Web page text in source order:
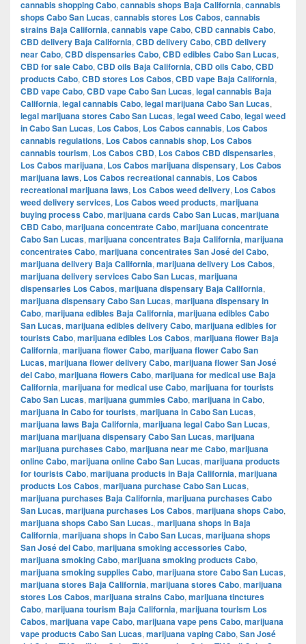
cannabis shopping Cabo, cannabis shops Baja California, cannabis
shops Cabo San Lucas, cannabis stores Los Cabos, cannabis
strains Baja California, cannabis vape Cabo, CBD cannabis Cabo,
CBD delivery Baja California, CBD delivery Cabo, CBD delivery
near Cabo, CBD dispensaries Cabo, CBD edibles Cabo San Lucas,
CBD for sale Cabo, CBD oils Baja California, CBD oils Cabo, CBD
products Cabo, CBD stores Los Cabos, CBD vape Baja California,
CBD vape Cabo, CBD vape Cabo San Lucas, legal cannabis Baja
California, legal cannabis Cabo, legal marijuana Cabo San Lucas,
legal marijuana stores Cabo San Lucas, legal weed Cabo, legal weed
in Cabo San Lucas, Los Cabos, Los Cabos cannabis, Los Cabos
cannabis regulations, Los Cabos cannabis shop, Los Cabos
cannabis tourism, Los Cabos CBD, Los Cabos CBD dispensaries,
Los Cabos marijuana, Los Cabos marijuana dispensary, Los Cabos
marijuana laws, Los Cabos recreational cannabis, Los Cabos
recreational marijuana laws, Los Cabos weed delivery, Los Cabos
weed delivery services, Los Cabos weed products, marijuana
buying process Cabo, marijuana cards Cabo San Lucas, marijuana
CBD Cabo, marijuana concentrate Cabo, marijuana concentrate
Cabo San Lucas, marijuana concentrates Baja California, marijuana
concentrates Cabo, marijuana concentrates San José del Cabo,
marijuana delivery Baja California, marijuana delivery Los Cabos,
marijuana delivery services Cabo San Lucas, marijuana
dispensaries Los Cabos, marijuana dispensary Baja California,
marijuana dispensary Cabo San Lucas, marijuana dispensary in
Cabo, marijuana edibles Baja California, marijuana edibles Cabo
San Lucas, marijuana edibles delivery Cabo, marijuana edibles for
tourists Cabo, marijuana edibles Los Cabos, marijuana flower Baja
California, marijuana flower Cabo, marijuana flower Cabo San
Lucas, marijuana flower delivery Cabo, marijuana flower San José
del Cabo, marijuana flowers Cabo, marijuana for medical use Baja
California, marijuana for medical use Cabo, marijuana for tourists
Cabo San Lucas, marijuana gummies Cabo, marijuana in Cabo,
marijuana in Cabo for tourists, marijuana in Cabo San Lucas,
marijuana laws Baja California, marijuana legal Cabo San Lucas,
marijuana marijuana dispensary Cabo San Lucas, marijuana
marijuana purchases Cabo, marijuana near me Cabo, marijuana
online Cabo, marijuana online Cabo San Lucas, marijuana products
for tourists Cabo, marijuana products in Baja California, marijuana
products Los Cabos, marijuana purchase Cabo San Lucas,
marijuana purchases Baja California, marijuana purchases Cabo
San Lucas, marijuana purchases Los Cabos, marijuana shops Cabo,
marijuana shops Cabo San Lucas., marijuana shops in Baja
California, marijuana shops in Cabo San Lucas, marijuana shops
San José del Cabo, marijuana smoking accessories Cabo,
marijuana smoking Cabo, marijuana smoking products Cabo,
marijuana smoking supplies Cabo, marijuana store Cabo San Lucas,
marijuana stores Baja California, marijuana stores Cabo, marijuana
stores Los Cabos, marijuana strains Cabo, marijuana tinctures
Cabo, marijuana tourism Baja California, marijuana tourism Los
Cabos, marijuana vape Cabo, marijuana vape pens Cabo, marijuana
vape products Cabo San Lucas, marijuana vaping Cabo, San José